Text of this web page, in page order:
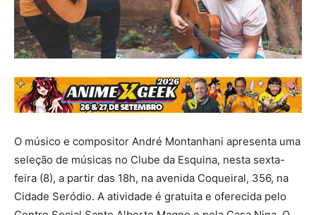
O músico e compositor André Montanhani apresenta uma
seleção de músicas no Clube da Esquina, nesta sexta-
feira (8), a partir das 18h, na avenida Coqueiral, 356, na
Cidade Seródio. A atividade é gratuita e oferecida pelo